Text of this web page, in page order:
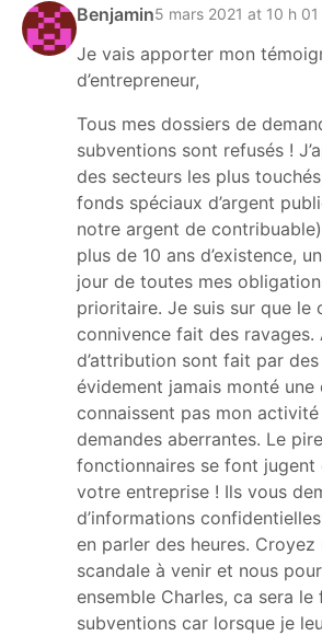
Benjamin5 mars 2021 at 10 h 01
Je vais apporter mon
d’entrepreneur,
Tous mes dossiers de
subventions sont refusés !
des secteurs les plus
fonds spéciaux d’argent
notre argent de
plus de 10 ans d’existence,
jour de toutes mes
prioritaire. Je suis sur que le
connivence fait des ravages.
d’attribution sont fait par des
évidement jamais monté une
connaissent pas mon
demandes aberrantes. Le
fonctionnaires se font jugent
votre entreprise ! Ils vous
d’informations
en parler des heures.
scandale à venir et nous
ensemble Charles, ca sera le
subventions car lorsque je